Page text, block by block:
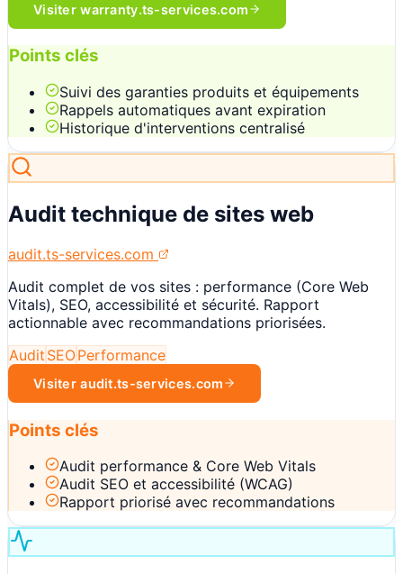
Visiter warranty.ts-services.com
Points clés
Suivi des garanties produits et équipements
Rappels automatiques avant expiration
Historique d'interventions centralisé
Audit technique de sites web
audit.ts-services.com
Audit complet de vos sites : performance (Core Web
Vitals), SEO, accessibilité et sécurité. Rapport
actionnable avec recommandations priorisées.
Audit SEOPerformance
Visiter audit.ts-services.com
Points clés
Audit performance & Core Web Vitals
Audit SEO et accessibilité (WCAG)
Rapport priorisé avec recommandations